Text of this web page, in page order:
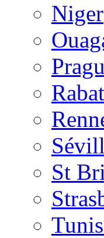
Niger
Rabat
St